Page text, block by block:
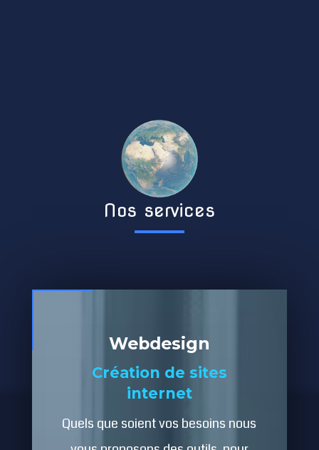
Nos services
Webdesign
Création de sites
internet
Quels que soient vos besoins nous